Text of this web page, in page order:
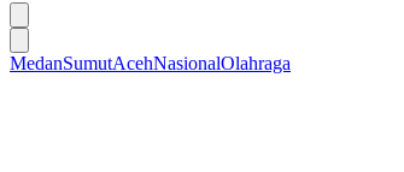
MedanSumutAcehNasionalOlahraga